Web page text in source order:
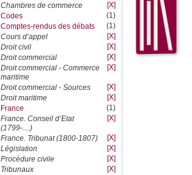
Chambres de commerce
[X]
Codes
(1)
Comptes-rendus des débats
(1)
Cours d’appel
[X]
Droit civil
[X]
Droit commercial
[X]
Droit commercial - Commerce
maritime
[X]
Droit commercial - Sources
[X]
Droit maritime
[X]
France
(1)
France. Conseil d’Etat
(1799-....)
[X]
France. Tribunat (1800-1807)
[X]
Législation
[X]
Procédure civile
[X]
Tribunaux
[X]